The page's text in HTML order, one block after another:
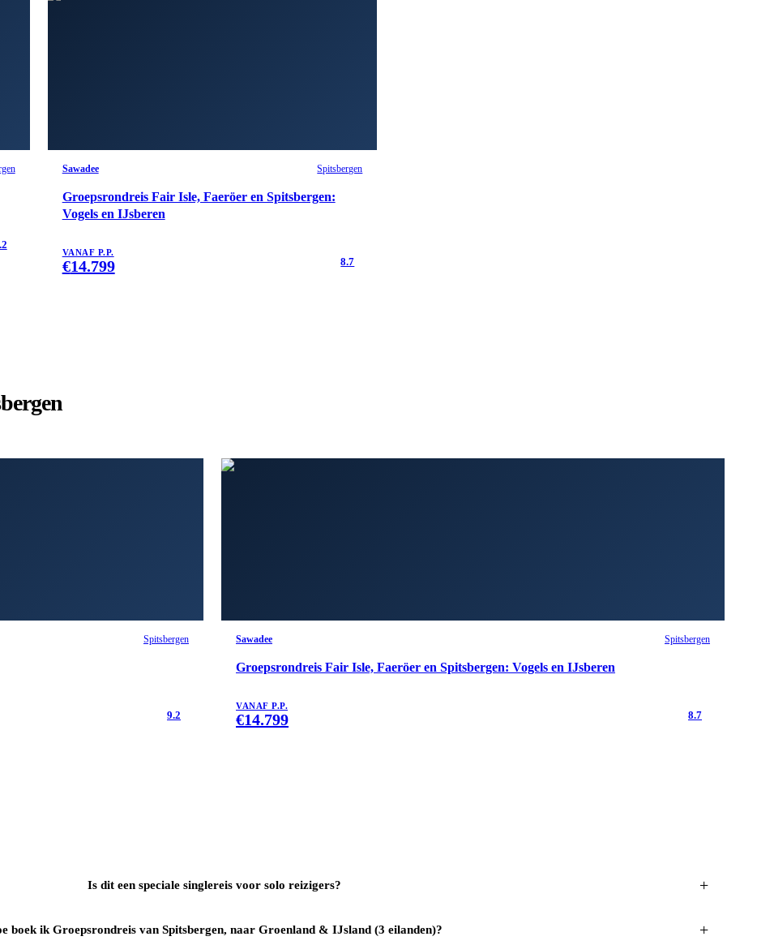
Sawadee Spitsbergen
Groepsrondreis Fair Isle, Faeröer en Spitsbergen:
Vogels en IJsberen
VANAF P.P.
€14.799 8.7
Spitsbergen
9.2
Sawadee Spitsbergen
Groepsrondreis Fair Isle, Faeröer en Spitsbergen: Vogels en IJsberen
VANAF P.P.
€14.799 8.7
Is dit een speciale singlereis voor solo reizigers? +
boek ik Groepsrondreis van Spitsbergen, naar Groenland & IJsland (3 eilanden)? +